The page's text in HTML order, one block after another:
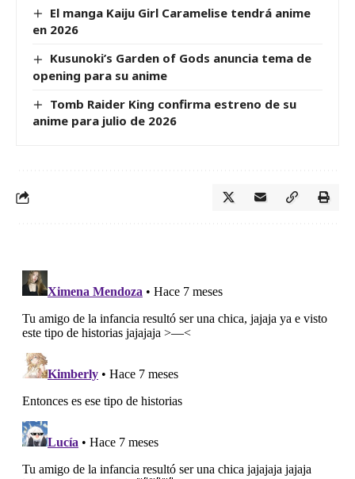
El manga Kaiju Girl Caramelise tendrá anime
en 2026
Kusunoki’s Garden of Gods anuncia tema de
opening para su anime
Tomb Raider King confirma estreno de su
anime para julio de 2026